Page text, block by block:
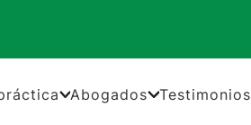
Abogados Testimonios